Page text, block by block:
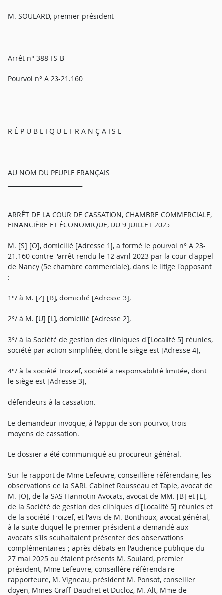
M. SOULARD, premier président
Arrêt n° 388 FS-B
Pourvoi n° A 23-21.160
R É P U B L I Q U E F R A N Ç A I S E
AU NOM DU PEUPLE FRANÇAIS
ARRÊT DE LA COUR DE CASSATION, CHAMBRE COMMERCIALE,
FINANCIÈRE ET ÉCONOMIQUE, DU 9 JUILLET 2025
M. [S] [O], domicilié [Adresse 1], a formé le pourvoi n° A 23-
21.160 contre l'arrêt rendu le 12 avril 2023 par la cour d'appel
de Nancy (5e chambre commerciale), dans le litige l'opposant
:
1°/ à M. [Z] [B], domicilié [Adresse 3],
2°/ à M. [U] [L], domicilié [Adresse 2],
3°/ à la Société de gestion des cliniques d'[Localité 5] réunies,
société par action simplifiée, dont le siège est [Adresse 4],
4°/ à la société Troizef, société à responsabilité limitée, dont
le siège est [Adresse 3],
défendeurs à la cassation.
Le demandeur invoque, à l'appui de son pourvoi, trois
moyens de cassation.
Le dossier a été communiqué au procureur général.
Sur le rapport de Mme Lefeuvre, conseillère référendaire, les
observations de la SARL Cabinet Rousseau et Tapie, avocat de
M. [O], de la SAS Hannotin Avocats, avocat de MM. [B] et [L],
de la Société de gestion des cliniques d'[Localité 5] réunies et
de la société Troizef, et l'avis de M. Bonthoux, avocat général,
à la suite duquel le premier président a demandé aux
avocats s'ils souhaitaient présenter des observations
complémentaires ; après débats en l'audience publique du
27 mai 2025 où étaient présents M. Soulard, premier
président, Mme Lefeuvre, conseillère référendaire
rapporteure, M. Vigneau, président M. Ponsot, conseiller
doyen, Mmes Graff-Daudret et Ducloz, M. Alt, Mme de